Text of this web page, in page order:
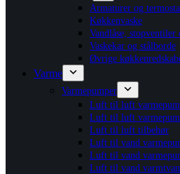
Armaturer og
Køkkenvaske
Vandlåse,
Vaskekar og stålborde
Øvrige
Varme
Varmepumper
Luft til luft
Luft til luft
Luft til luft tilbehør
Luft til vand
Luft til vand
Luft til vand